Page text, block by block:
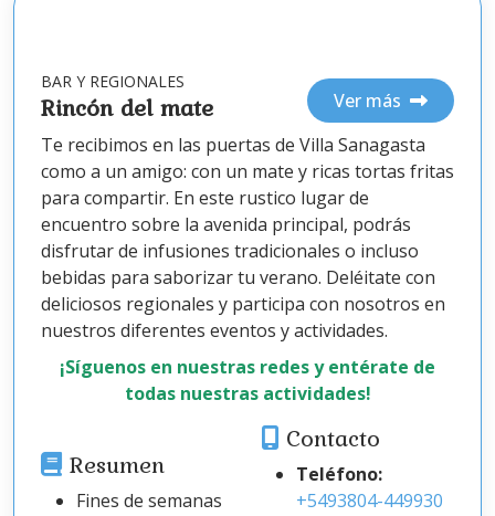
BAR Y REGIONALES
Rincón del mate
Ver más
Te recibimos en las puertas de Villa Sanagasta
como a un amigo: con un mate y ricas tortas fritas
para compartir. En este rustico lugar de
encuentro sobre la avenida principal, podrás
disfrutar de infusiones tradicionales o incluso
bebidas para saborizar tu verano. Deléitate con
deliciosos regionales y participa con nosotros en
nuestros diferentes eventos y actividades.
¡Síguenos en nuestras redes y entérate de
todas nuestras actividades!
Resumen
Fines de semanas
Contacto
Teléfono:
+5493804-449930